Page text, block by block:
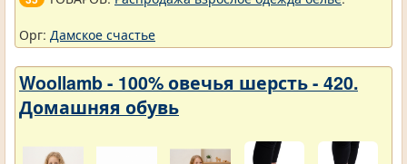
Орг: Дамское счастье
Woollamb - 100% овечья шерсть - 420.
Домашняя обувь